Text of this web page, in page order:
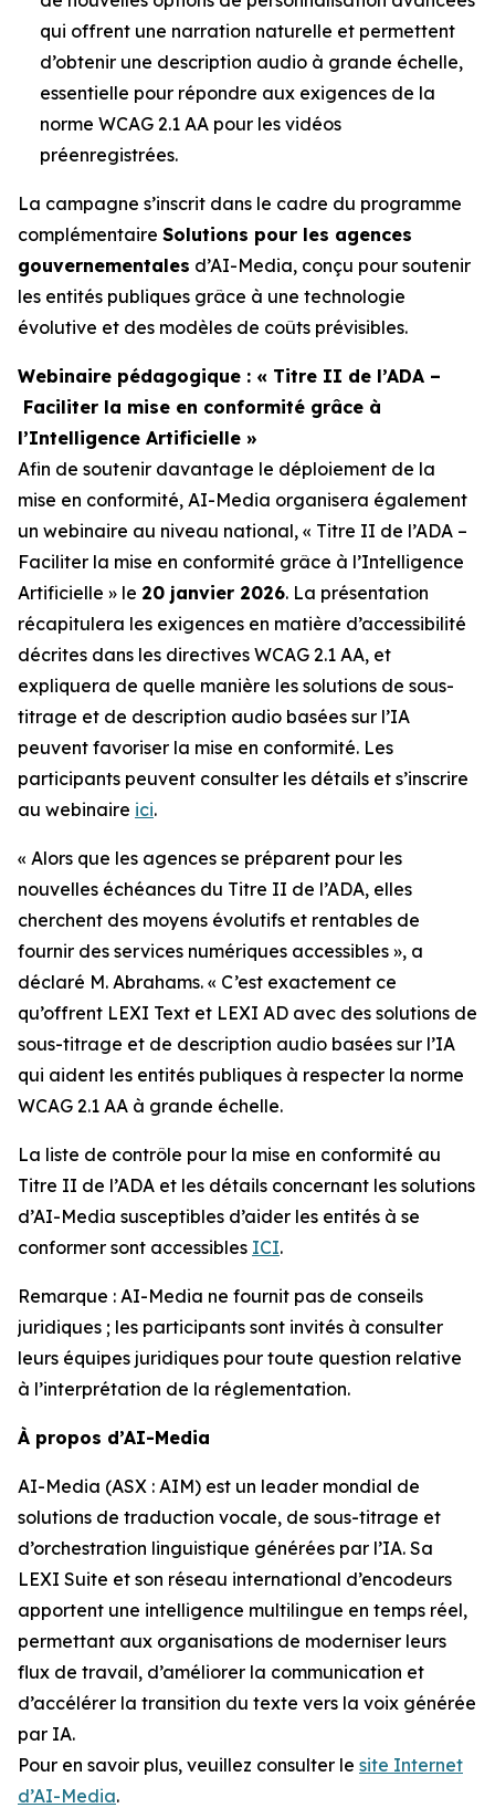
qui offrent une narration naturelle et permettent
d’obtenir une description audio à grande échelle,
essentielle pour répondre aux exigences de la
norme WCAG 2.1 AA pour les vidéos
préenregistrées.
La campagne s’inscrit dans le cadre du programme
complémentaire Solutions pour les agences
gouvernementales d’AI-Media, conçu pour soutenir
les entités publiques grâce à une technologie
évolutive et des modèles de coûts prévisibles.
Webinaire pédagogique : « Titre II de l’ADA –
Faciliter la mise en conformité grâce à
l’Intelligence Artificielle »
Afin de soutenir davantage le déploiement de la
mise en conformité, AI-Media organisera également
un webinaire au niveau national, « Titre II de l’ADA –
Faciliter la mise en conformité grâce à l’Intelligence
Artificielle » le 20 janvier 2026. La présentation
récapitulera les exigences en matière d’accessibilité
décrites dans les directives WCAG 2.1 AA, et
expliquera de quelle manière les solutions de sous-
titrage et de description audio basées sur l’IA
peuvent favoriser la mise en conformité. Les
participants peuvent consulter les détails et s’inscrire
au webinaire ici.
« Alors que les agences se préparent pour les
nouvelles échéances du Titre II de l’ADA, elles
cherchent des moyens évolutifs et rentables de
fournir des services numériques accessibles », a
déclaré M. Abrahams. « C’est exactement ce
qu’offrent LEXI Text et LEXI AD avec des solutions de
sous-titrage et de description audio basées sur l’IA
qui aident les entités publiques à respecter la norme
WCAG 2.1 AA à grande échelle.
La liste de contrôle pour la mise en conformité au
Titre II de l’ADA et les détails concernant les solutions
d’AI-Media susceptibles d’aider les entités à se
conformer sont accessibles ICI.
Remarque : AI-Media ne fournit pas de conseils
juridiques ; les participants sont invités à consulter
leurs équipes juridiques pour toute question relative
à l’interprétation de la réglementation.
À propos d’AI-Media
AI-Media (ASX : AIM) est un leader mondial de
solutions de traduction vocale, de sous-titrage et
d’orchestration linguistique générées par l’IA. Sa
LEXI Suite et son réseau international d’encodeurs
apportent une intelligence multilingue en temps réel,
permettant aux organisations de moderniser leurs
flux de travail, d’améliorer la communication et
d’accélérer la transition du texte vers la voix générée
par IA.
Pour en savoir plus, veuillez consulter le site Internet
d’AI-Media.